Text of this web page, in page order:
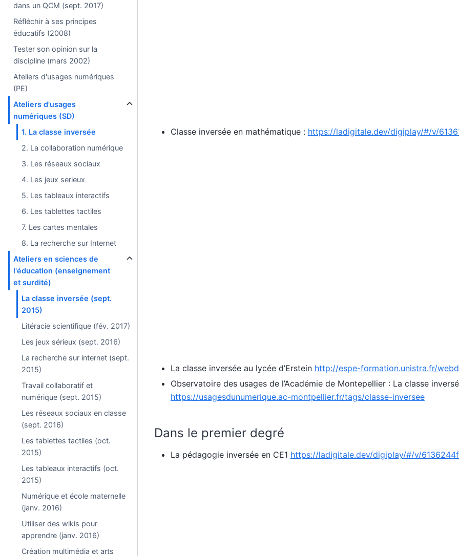
dans un QCM (sept. 2017)
Réfléchir à ses principes
éducatifs (2008)
Tester son opinion sur la
discipline (mars 2002)
Ateliers d'usages numériques
(PE)
Ateliers d'usages
numériques (SD)
1. La classe inversée
2. La collaboration numérique
3. Les réseaux sociaux
4. Les jeux serieux
5. Les tableaux interactifs
6. Les tablettes tactiles
7. Les cartes mentales
8. La recherche sur Internet
Ateliers en sciences de
l'éducation (enseignement
et surdité)
La classe inversée (sept.
2015)
Litéracie scientifique (fév. 2017)
Les jeux sérieux (sept. 2016)
La recherche sur internet (sept.
2015)
Travail collaboratif et
numérique (sept. 2015)
Les réseaux sociaux en classe
(sept. 2016)
Les tablettes tactiles (oct.
2015)
Les tableaux interactifs (oct.
2015)
Numérique et école maternelle
(janv. 2016)
Utiliser des wikis pour
apprendre (janv. 2016)
Création multimédia et arts
Classe inversée en mathématique : https://ladigitale.dev/digiplay/#/v/
La classe inversée au lycée d’Erstein http://espe-formation.unistra.fr/
Observatoire des usages de l’Académie de Montepellier : La classe
https://usagesdunumerique.ac-montpellier.fr/tags/classe-inversee
Dans le premier degré
La pédagogie inversée en CE1 https://ladigitale.dev/digiplay/#/v/